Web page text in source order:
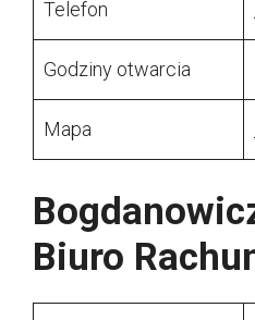
Telefon
Godziny otwarcia
Mapa
Biuro